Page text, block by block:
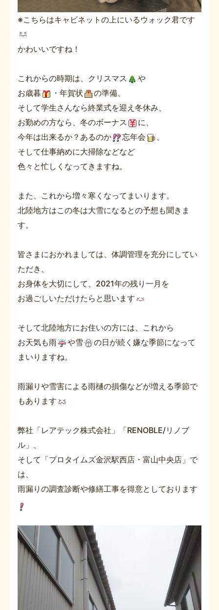
※こちらはキャビネットの上にいるウォック君です
かわいいですね！
これからの時期は、クリスマス
や
お歳暮
・年賀状
の準備、
そして学生さんなら終業式を迎え冬休み、
お勤めの方なら、冬のボーナス
に、
今年は出来るか？あるのか
忘年会
、
そして仕事納めに大掃除などなど
色々と忙しくなってきますね。
また、これから増々寒くなってまいります。
北陸地方はこの冬は大雪になるとの予想も聞きま
す。
皆さまにおかれましては、体調管理を充分にしてい
ただき、
お身体を大切にして、2021年の残り一月を
お過ごしいただけたらと思います
そして北陸地方にお住いの方には、これから
お天気も雨
や雪
の日が続く嫌な季節になって
まいりますね。
雨漏りや雪害による雨樋の損傷などが増える季節で
もあります
弊社「レアテック株式会社」「RENOBLE/リノブ
ル」、
そして「プロタイムズ金沢駅西店・富山中央店」で
は、
雨漏りの調査診断や修繕工事を得意としております